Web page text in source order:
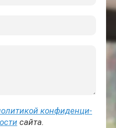
кон­фи­ден­ци­
сайта.